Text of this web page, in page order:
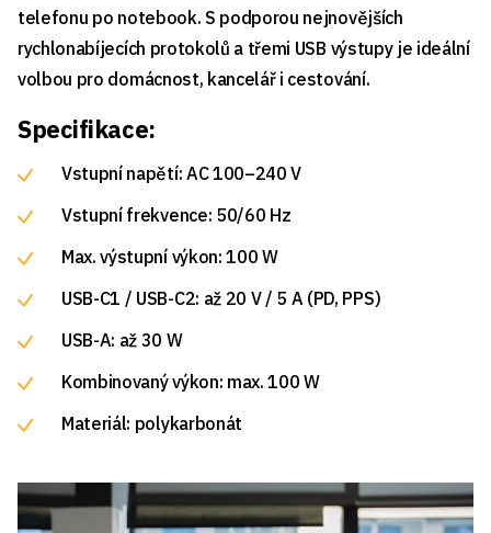
telefonu po notebook. S podporou nejnovějších
rychlonabíjecích protokolů a třemi USB výstupy je ideální
volbou pro domácnost, kancelář i cestování.
Specifikace:
Vstupní napětí: AC 100–240 V
Vstupní frekvence: 50/60 Hz
Max. výstupní výkon: 100 W
USB-C1 / USB-C2: až 20 V / 5 A (PD, PPS)
USB-A: až 30 W
Kombinovaný výkon: max. 100 W
Materiál: polykarbonát